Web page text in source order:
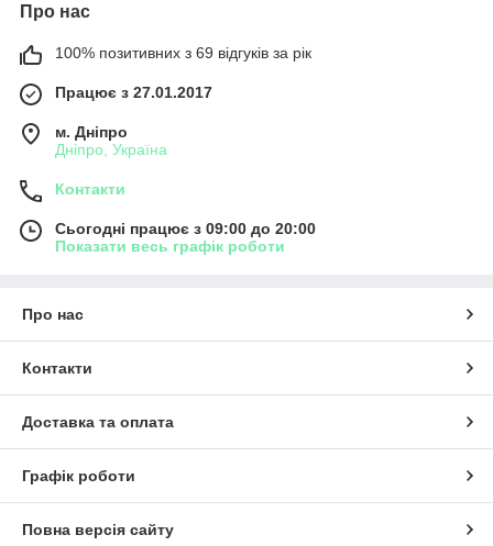
Про нас
100% позитивних з 69 відгуків за рік
Працює з 27.01.2017
м. Дніпро
Дніпро, Україна
Контакти
Сьогодні працює з 09:00 до 20:00
Показати весь графік роботи
Про нас
Контакти
Доставка та оплата
Графік роботи
Повна версія сайту